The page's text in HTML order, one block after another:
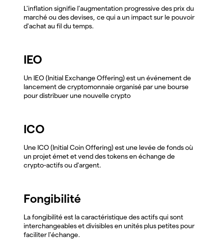
L'inflation signifie l'augmentation progressive des prix du
marché ou des devises, ce qui a un impact sur le pouvoir
d'achat au fil du temps.
IEO
Un IEO (Initial Exchange Offering) est un événement de
lancement de cryptomonnaie organisé par une bourse
pour distribuer une nouvelle crypto
ICO
Une ICO (Initial Coin Offering) est une levée de fonds où
un projet émet et vend des tokens en échange de
crypto-actifs ou d'argent.
Fongibilité
La fongibilité est la caractéristique des actifs qui sont
interchangeables et divisibles en unités plus petites pour
faciliter l'échange.